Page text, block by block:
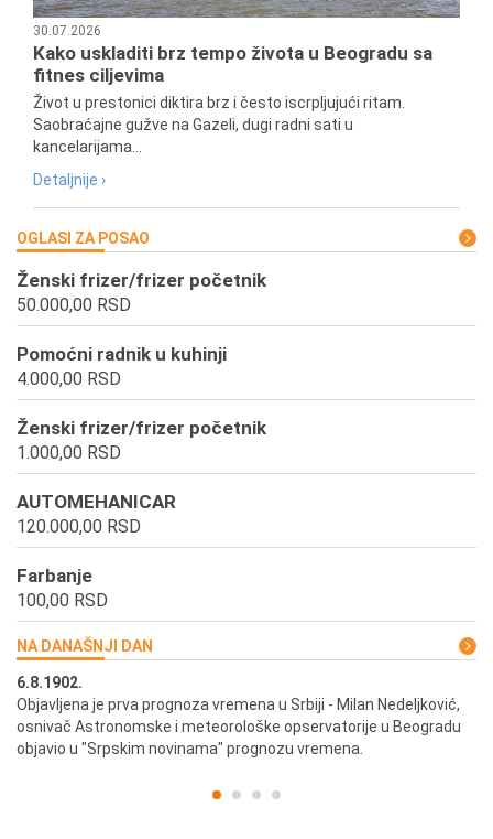
30.07.2026
Kako uskladiti brz tempo života u Beogradu sa
fitnes ciljevima
Život u prestonici diktira brz i često iscrpljujući ritam.
Saobraćajne gužve na Gazeli, dugi radni sati u
kancelarijama...
Detaljnije ›
OGLASI ZA POSAO
Ženski frizer/frizer početnik
50.000,00 RSD
Pomoćni radnik u kuhinji
4.000,00 RSD
Ženski frizer/frizer početnik
1.000,00 RSD
AUTOMEHANICAR
120.000,00 RSD
Farbanje
100,00 RSD
NA DANAŠNJI DAN
6.8.1902.
Objavljena je prva prognoza vremena u Srbiji - Milan Nedeljković,
osnivač Astronomske i meteorološke opservatorije u Beogradu
objavio u "Srpskim novinama" prognozu vremena.